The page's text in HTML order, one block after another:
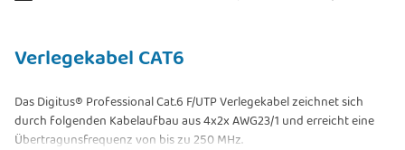
Verlegekabel CAT6
Das Digitus® Professional Cat.6 F/UTP Verlegekabel zeichnet sich
durch folgenden Kabelaufbau aus 4x2x AWG23/1 und erreicht eine
Übertragunsfrequenz von bis zu 250 MHz.